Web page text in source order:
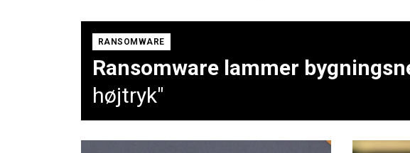
RANSOMWARE
Ransomware lammer
højtryk"